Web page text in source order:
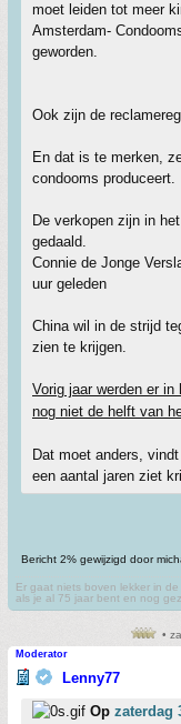
moet leiden tot meer
Amsterdam-
geworden.
Ook zijn de
En dat is te merken,
condooms produceert.
De verkopen zijn in
gedaald.
Connie de Jonge
uur geleden
China wil in de strijd
zien te krijgen.
Vorig jaar werden er
nog niet de helft van
Dat moet anders,
een aantal jaren ziet
Bericht 2% gewijzigd door
Er gaat niets boven lekker in
als je al 75 jaar bent en nog
•
Moderator
Lenny77
Op zaterdag